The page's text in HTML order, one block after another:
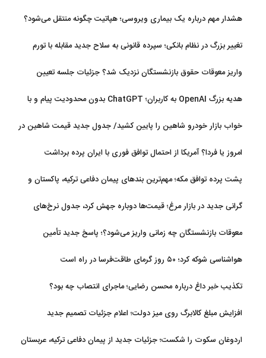
هشدار مهم درباره یک بیماری ویروسی؛ هپاتیت چگونه منتقل می‌شود؟
تغییر بزرگ در نظام بانکی؛ سپرده قانونی به سلاح جدید مقابله با تورم
واریز معوقات حقوق بازنشستگان نزدیک شد؟ جزئیات جلسه تعیین
هدیه بزرگ OpenAI به کاربران؛ ChatGPT بدون محدودیت پیام و با
خواب بازار خودرو شاهین را پایین کشید/ جدول جدید قیمت شاهین در
امروز یا فردا؟ آمریکا از احتمال توافق فوری با ایران پرده برداشت
پشت پرده توافق مکه؛ مهم‌ترین بندهای پیمان دفاعی ترکیه، پاکستان و
گرانی جدید در بازار مرغ؛ قیمت‌ها دوباره جهش کرد، جدول نرخ‌های
معوقات بازنشستگان چه زمانی واریز می‌شود؟؛ پاسخ جدید تأمین
هواشناسی شوکه کرد؛ ۵۰ روز گرمای طاقت‌فرسا در راه است
تکذیب خبر داغ درباره محسن رضایی؛ ماجرای انتصاب چه بود؟
افزایش مبلغ کالابرگ روی میز دولت؛ اعلام جزئیات تصمیم جدید
اردوغان سکوت را شکست؛ جزئیات جدید از پیمان دفاعی ترکیه، عربستان